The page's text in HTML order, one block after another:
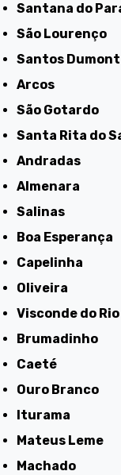
Santana do
São Lourenço
Santos Dumont
Arcos
São Gotardo
Santa Rita do
Andradas
Almenara
Salinas
Boa Esperança
Capelinha
Oliveira
Visconde do
Brumadinho
Caeté
Ouro Branco
Iturama
Mateus Leme
Machado